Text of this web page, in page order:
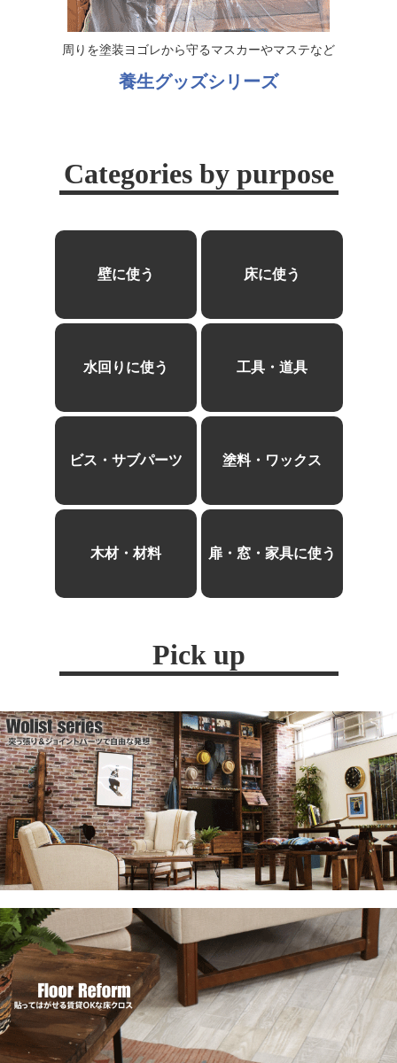
周りを塗装ヨゴレから守るマスカーやマステなど
養生グッズシリーズ
Categories by purpose
壁に使う 床に使う
水回りに使う 工具・道具
ビス・サブパーツ 塗料・ワックス
木材・材料 扉・窓・家具に使う
Pick up